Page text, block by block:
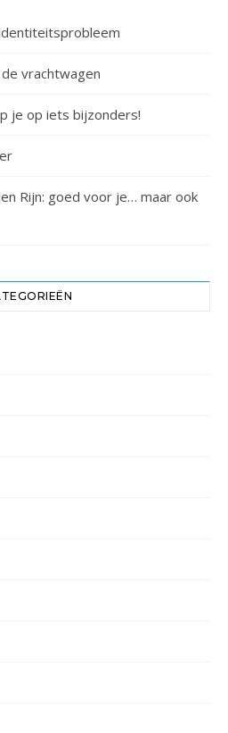
vrachtwagen
je op iets bijzonders!
Rijn: goed voor je… maar ook